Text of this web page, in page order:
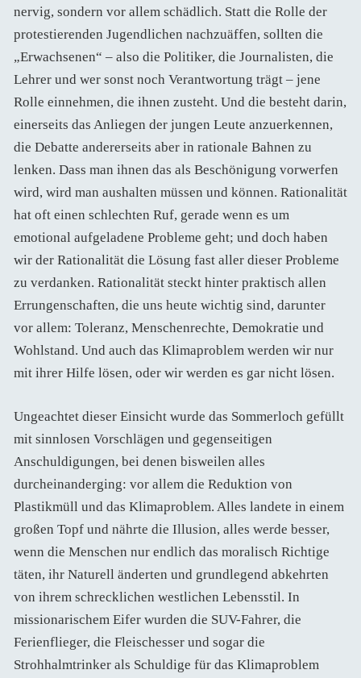
nervig, sondern vor allem schädlich. Statt die Rolle der
protestierenden Jugendlichen nachzuäffen, sollten die
„Erwachsenen“ – also die Politiker, die Journalisten, die
Lehrer und wer sonst noch Verantwortung trägt – jene
Rolle einnehmen, die ihnen zusteht. Und die besteht darin,
einerseits das Anliegen der jungen Leute anzuerkennen,
die Debatte andererseits aber in rationale Bahnen zu
lenken. Dass man ihnen das als Beschönigung vorwerfen
wird, wird man aushalten müssen und können. Rationalität
hat oft einen schlechten Ruf, gerade wenn es um
emotional aufgeladene Probleme geht; und doch haben
wir der Rationalität die Lösung fast aller dieser Probleme
zu verdanken. Rationalität steckt hinter praktisch allen
Errungenschaften, die uns heute wichtig sind, darunter
vor allem: Toleranz, Menschenrechte, Demokratie und
Wohlstand. Und auch das Klimaproblem werden wir nur
mit ihrer Hilfe lösen, oder wir werden es gar nicht lösen.
Ungeachtet dieser Einsicht wurde das Sommerloch gefüllt
mit sinnlosen Vorschlägen und gegenseitigen
Anschuldigungen, bei denen bisweilen alles
durcheinanderging: vor allem die Reduktion von
Plastikmüll und das Klimaproblem. Alles landete in einem
großen Topf und nährte die Illusion, alles werde besser,
wenn die Menschen nur endlich das moralisch Richtige
täten, ihr Naturell änderten und grundlegend abkehrten
von ihrem schrecklichen westlichen Lebensstil. In
missionarischem Eifer wurden die SUV-Fahrer, die
Ferienflieger, die Fleischesser und sogar die
Strohhalmtrinker als Schuldige für das Klimaproblem